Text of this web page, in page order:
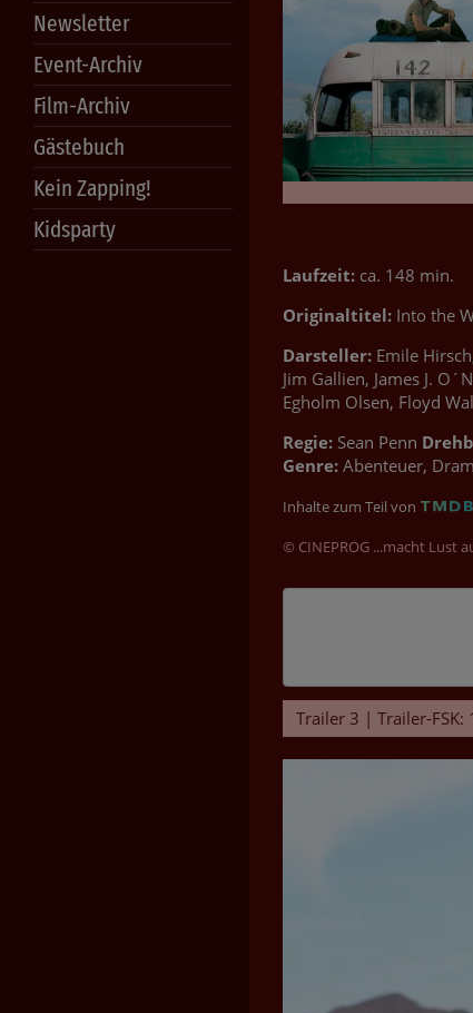
Newsletter
Event-Archiv
Film-Archiv
Gästebuch
Kein Zapping!
Kidsparty
Laufzeit: ca. 148 min.
Originaltitel: Into the
Darsteller: Emile
Jim Gallien, James J.
Egholm Olsen, Floyd
Regie: Sean Penn
Genre: Abenteuer,
Inhalte zum Teil von
© CINEPROG ...macht Lust
Trailer 3 | Trailer-FSK: